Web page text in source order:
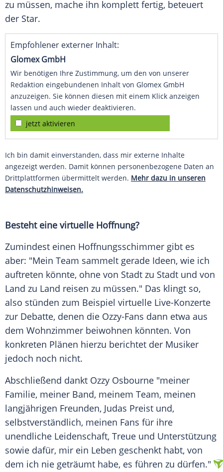
zu müssen, mache ihn komplett fertig, beteuert
der Star.
Empfohlener externer Inhalt:
Glomex GmbH
Wir benötigen Ihre Zustimmung, um den von unserer
Redaktion eingebundenen Inhalt von Glomex GmbH
anzuzeigen. Sie können diesen mit einem Klick anzeigen
lassen und auch wieder deaktivieren.
jetzt aktivieren
Ich bin damit einverstanden, dass mir externe Inhalte
angezeigt werden. Damit können personenbezogene Daten an
Drittplattformen übermittelt werden. Mehr dazu in unseren
Datenschutzhinweisen.
Besteht eine virtuelle Hoffnung?
Zumindest einen Hoffnungsschimmer gibt es
aber: "Mein Team sammelt gerade Ideen, wie ich
auftreten könnte, ohne von Stadt zu Stadt und von
Land zu Land reisen zu müssen." Das klingt so,
also stünden zum Beispiel virtuelle Live-Konzerte
zur Debatte, denen die Ozzy-Fans dann etwa aus
dem Wohnzimmer beiwohnen könnten. Von
konkreten Plänen hierzu berichtet der Musiker
jedoch noch nicht.
Abschließend dankt Ozzy Osbourne "meiner
Familie, meiner Band, meinem Team, meinen
langjährigen Freunden, Judas Preist und,
selbstverständlich, meinen Fans für ihre
unendliche Leidenschaft, Treue und Unterstützung
sowie dafür, mir ein Leben geschenkt habt, von
dem ich nie geträumt habe, es führen zu dürfen."